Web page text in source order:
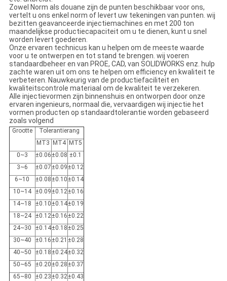
Zowel Norm als douane zijn de punten beschikbaar voor ons,
vertelt u ons enkel norm of levert uw tekeningen van punten. wij
bezitten geavanceerde injectiemachines en met 200 ton
maandelijkse productiecapaciteit om u te dienen, kunt u snel
worden levert goederen.
Onze ervaren technicus kan u helpen om de meeste waarde
voor u te ontwerpen en tot stand te brengen. wij voeren
standaardbeheer en van PROE, CAD, van SOLIDWORKS enz. hulp
zachte waren uit om ons te helpen om efficiency en kwaliteit te
verbeteren. Nauwkeurig van de productiefaciliteit en
kwaliteitscontrole materiaal om de kwaliteit te verzekeren.
Alle injectievormen zijn binnenshuis en ontworpen door onze
ervaren ingenieurs, normaal die, vervaardigen wij injectie het
vormen producten op standaardtolerantie worden gebaseerd
zoals volgend
Grootte
Tolerantierang
MT3
MT4 MT5
0~3
±0.06±0.08 ±0.1
3~6
±0.07±0.09±0.12
6~10
±0.08±0.10±0.14
10~14 ±0.09±0.12±0.16
14~18
±0.10±0.14±0.19
18~24 ±0.12±0.16±0.22
24~30
±0.14±0.18±0.25
30~40
±0.16±0.21 ±0.28
40~50
±0.18±0.24±0.32
50~65
±0.20±0.28±0.37
65~80
±0.23±0.32±0.43